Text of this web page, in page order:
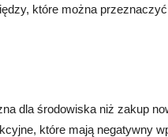
które można
dla środowiska niż zakup
które mają negatywny